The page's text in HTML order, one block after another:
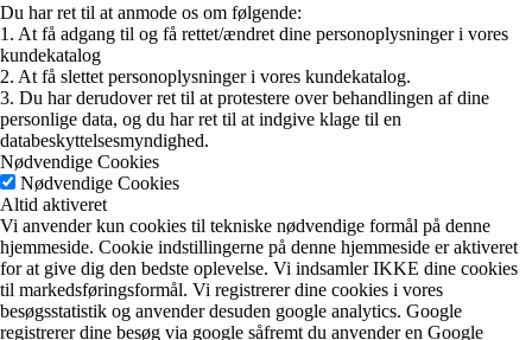
Du har ret til at anmode os om følgende:
1. At få adgang til og få rettet/ændret dine personoplysninger i vores
kundekatalog
2. At få slettet personoplysninger i vores kundekatalog.
3. Du har derudover ret til at protestere over behandlingen af dine
personlige data, og du har ret til at indgive klage til en
databeskyttelsesmyndighed.
Nødvendige Cookies
Nødvendige Cookies
Altid aktiveret
Vi anvender kun cookies til tekniske nødvendige formål på denne
hjemmeside. Cookie indstillingerne på denne hjemmeside er aktiveret
for at give dig den bedste oplevelse. Vi indsamler IKKE dine cookies
til markedsføringsformål. Vi registrerer dine cookies i vores
besøgsstatistik og anvender desuden google analytics. Google
registrerer dine besøg via google såfremt du anvender en Google